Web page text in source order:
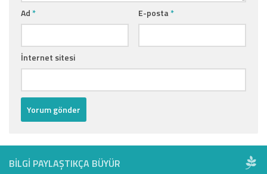
Ad* E-posta*
İnternet sitesi
BILGI PAYLAŞTIKÇA BÜYÜR